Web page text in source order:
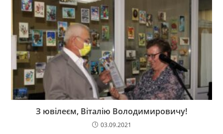
З ювілеєм, Віталію Володимировичу!
03.09.2021